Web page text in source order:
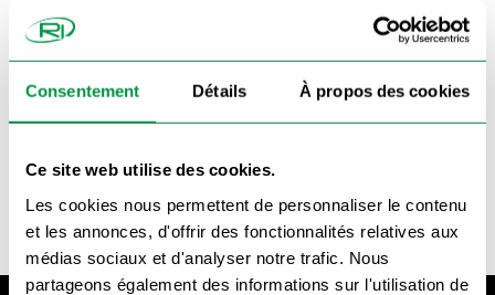
Consentement Détails À propos des cookies
Ce site web utilise des cookies.
Les cookies nous permettent de personnaliser le contenu
et les annonces, d'offrir des fonctionnalités relatives aux
médias sociaux et d'analyser notre trafic. Nous
partageons également des informations sur l'utilisation de
Je souhaite être recontacté par téléhone par
Remorque Import et j'ai bien lu notre
politique
de confidentialité
Appelez-moi !